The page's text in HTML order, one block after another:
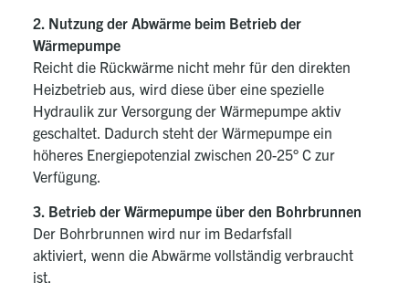
2. Nutzung der Abwärme beim Betrieb der
Wärmepumpe
Reicht die Rückwärme nicht mehr für den direkten
Heizbetrieb aus, wird diese über eine spezielle
Hydraulik zur Versorgung der Wärmepumpe aktiv
geschaltet. Dadurch steht der Wärmepumpe ein
höheres Energiepotenzial zwischen 20-25° C zur
Verfügung.
3. Betrieb der Wärmepumpe über den Bohrbrunnen
Der Bohrbrunnen wird nur im Bedarfsfall
aktiviert, wenn die Abwärme vollständig verbraucht
ist.